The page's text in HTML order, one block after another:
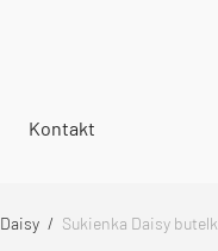
Kontakt
Daisy / Sukienka Daisy